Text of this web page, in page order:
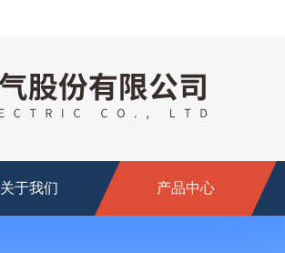
关于我们 产品中心